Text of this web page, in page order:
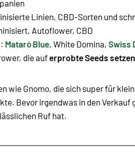
Linien, CBD-Sorten und
, Autoflower, CBD
: Mataró Blue, White Domina, Swiss
die auferprobte Seeds setzen
wie Gnomo, die sich super für
Bevor irgendwas in den
Ruf hat.